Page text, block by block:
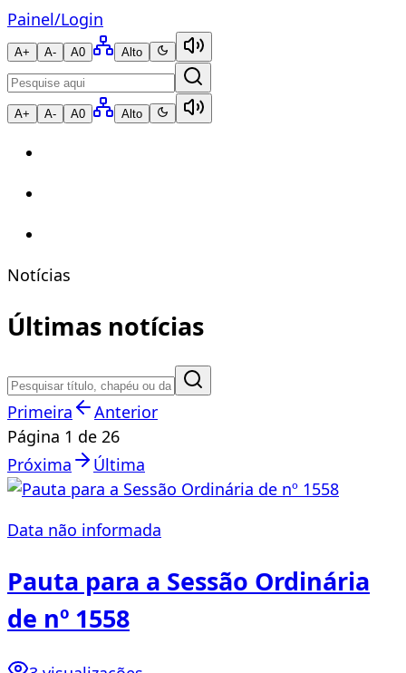
Painel/Login
A+ A- A0 Alto
A+ A- A0 Alto
Notícias
Últimas notícias
Primeira
Anterior
Página 1 de 26
Próxima
Última
Data não informada
Pauta para a Sessão Ordinária
de nº 1558